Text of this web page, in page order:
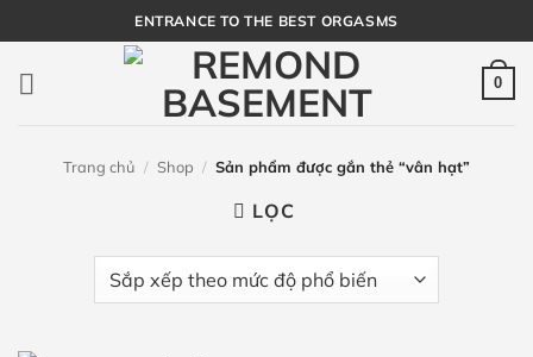
qua
nội
dung
ENTRANCE TO THE BEST ORGASMS
0
Trang chủ / Shop / Sản phẩm được gắn thẻ “vân hạt”
LỌC